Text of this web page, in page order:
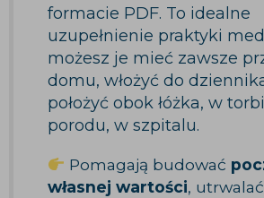
formacie PDF. To idealne
uzupełnienie praktyki
możesz je mieć zawsze
domu, włożyć do
położyć obok łóżka, w
porodu, w szpitalu.
Pomagają budować
własnej wartości, utrwalać